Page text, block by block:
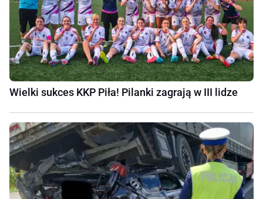
Wielki sukces KKP Piła! Pilanki zagrają w III lidze